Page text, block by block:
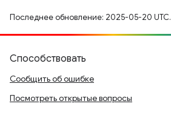
Последнее обновление: 2025-05-20 UTC.
Способствовать
Сообщить об ошибке
Посмотреть открытые вопросы